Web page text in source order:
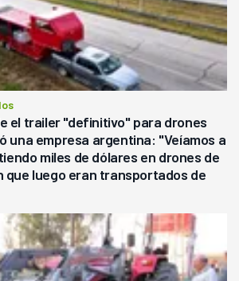
el trailer "definitivo" para drones
una empresa argentina: "Veíamos a
miles de dólares en drones de
que luego eran transportados de